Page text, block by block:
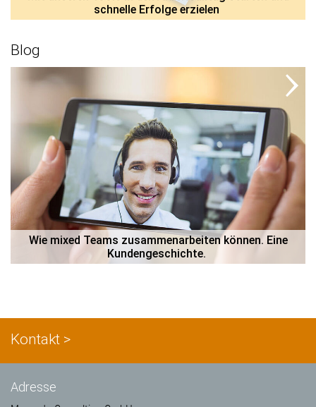
schnelle Erfolge erzielen
Blog
Kundengeschichte.
Kontakt >
Adresse